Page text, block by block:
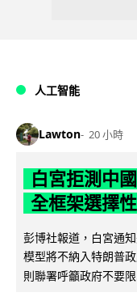
人工智能
Lawton 20 小時
白宮拒測中
全框架選擇
彭博社報道，白宮通
模型將不納入特朗普
則聯署呼籲政府不要